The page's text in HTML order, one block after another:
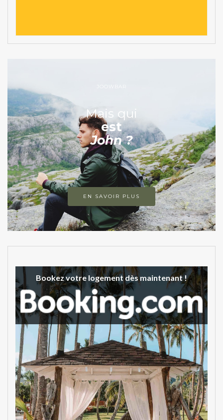
JOOWBAR
Mais qui
est
John ?
EN SAVOIR PLUS
Bookez votre logement dès maintenant !